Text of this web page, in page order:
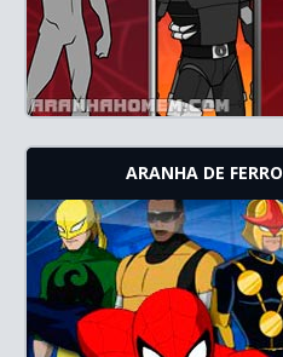
ARANHA DE FERRO